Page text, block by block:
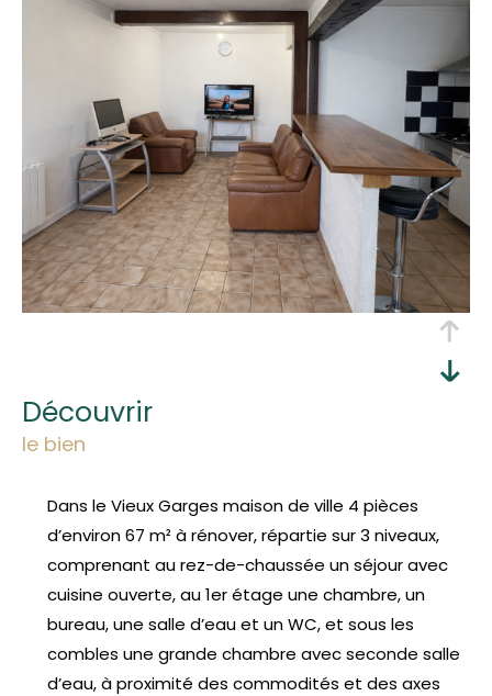
découvrir
le bien
Dans le Vieux Garges maison de ville 4 pièces
d’environ 67 m² à rénover, répartie sur 3 niveaux,
comprenant au rez-de-chaussée un séjour avec
cuisine ouverte, au 1er étage une chambre, un
bureau, une salle d’eau et un WC, et sous les
combles une grande chambre avec seconde salle
d’eau, à proximité des commodités et des axes